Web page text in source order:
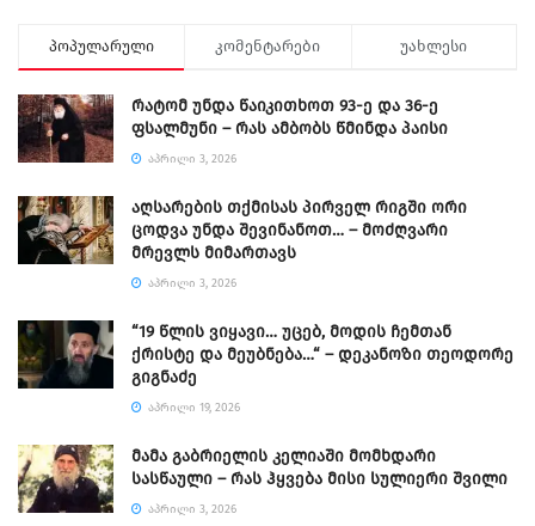
პოპულარული კომენტარები უახლესი
რატომ უნდა წაიკითხოთ 93-ე და 36-ე
ფსალმუნი – რას ამბობს წმინდა პაისი
ᲐᲞᲠᲘᲚᲘ 3, 2026
აღსარების თქმისას პირველ რიგში ორი
ცოდვა უნდა შევინანოთ… – მოძღვარი
მრევლს მიმართავს
ᲐᲞᲠᲘᲚᲘ 3, 2026
“19 წლის ვიყავი… უცებ, მოდის ჩემთან
ქრისტე და მეუბნება…“ – დეკანოზი თეოდორე
გიგნაძე
ᲐᲞᲠᲘᲚᲘ 19, 2026
მამა გაბრიელის კელიაში მომხდარი
სასწაული – რას ჰყვება მისი სულიერი შვილი
ᲐᲞᲠᲘᲚᲘ 3, 2026